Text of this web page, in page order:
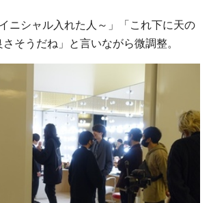
ニシャル入れた人～」「これ下に天の
そうだね」と言いながら微調整。